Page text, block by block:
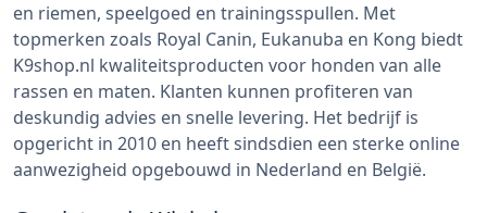
en riemen, speelgoed en trainingsspullen. Met
topmerken zoals Royal Canin, Eukanuba en Kong biedt
K9shop.nl kwaliteitsproducten voor honden van alle
rassen en maten. Klanten kunnen profiteren van
deskundig advies en snelle levering. Het bedrijf is
opgericht in 2010 en heeft sindsdien een sterke online
aanwezigheid opgebouwd in Nederland en België.